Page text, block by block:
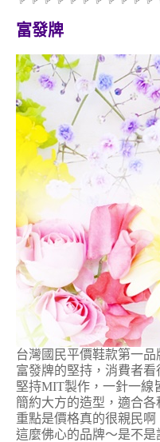
富發牌
台灣國民平價鞋款第一品
富發牌的堅持，消費者看
堅持MIT製作，一針一線
簡約大方的造型，適合各
重點是價格真的很親民啊
這麼佛心的品牌～是不是